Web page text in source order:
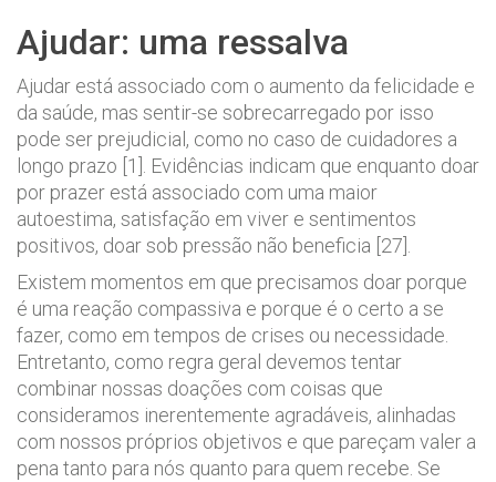
Ajudar: uma ressalva
Ajudar está associado com o aumento da felicidade e
da saúde, mas sentir-se sobrecarregado por isso
pode ser prejudicial, como no caso de cuidadores a
longo prazo [1]. Evidências indicam que enquanto doar
por prazer está associado com uma maior
autoestima, satisfação em viver e sentimentos
positivos, doar sob pressão não beneficia [27].
Existem momentos em que precisamos doar porque
é uma reação compassiva e porque é o certo a se
fazer, como em tempos de crises ou necessidade.
Entretanto, como regra geral devemos tentar
combinar nossas doações com coisas que
consideramos inerentemente agradáveis, alinhadas
com nossos próprios objetivos e que pareçam valer a
pena tanto para nós quanto para quem recebe. Se